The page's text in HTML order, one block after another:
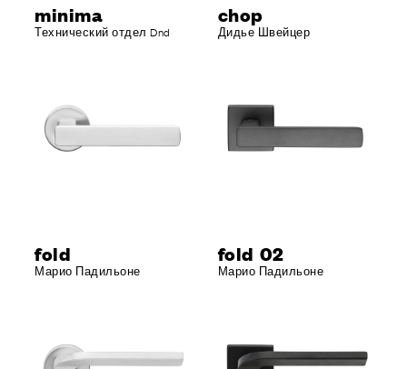
minima
Технический отдел Dnd
chop
Дидье Швейцер
fold
Марио Падильоне
fold 02
Марио Падильоне